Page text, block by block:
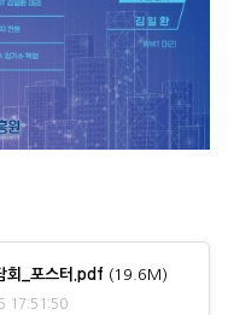
회_포스터.pdf (19.6M)
17:51:50